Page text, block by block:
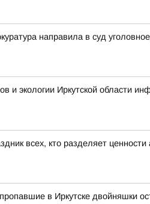
направила в суд
и экологии Иркутской области
всех, кто разделяет ценности
в Иркутске двойняшки